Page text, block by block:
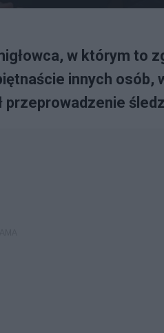
w którym to
innych osób,
przeprowadzenie